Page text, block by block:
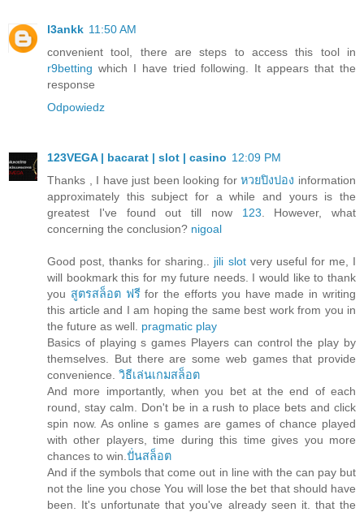
l3ankk 11:50 AM
convenient tool, there are steps to access this tool in
r9betting which I have tried following. It appears that the
response
Odpowiedz
123VEGA | bacarat | slot | casino 12:09 PM
Thanks , I have just been looking forหวยปิงปอง information
approximately this subject for a while and yours is the
greatest I've found out till now 123 . However, what
concerning the conclusion? nigoal
Good post, thanks for sharing.. jili slotvery useful for me, I
will bookmark this for my future needs. I would like to thank
you สูตรสล็อต ฟรีfor the efforts you have made in writing
this article and I am hoping the same best work from you in
the future as well. pragmatic play
Basics of playing s games Players can control the play by
themselves. But there are some web games that provide
convenience. วิธีเล่นเกมสล็อต
And more importantly, when you bet at the end of each
round, stay calm. Don't be in a rush to place bets and click
spin now. As online s games are games of chance played
with other players, time during this time gives you more
chances to win. ปั่นสล็อต
And if the symbols that come out in line with the can pay but
not the line you chose You will lose the bet that should have
been. It's unfortunate that you've already seen it. that the